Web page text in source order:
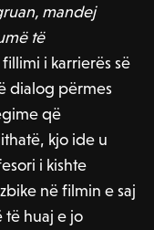
mandej
të
i karrierës së
dialog përmes
që
kjo ide u
i kishte
në filmin e saj
të huaj e jo